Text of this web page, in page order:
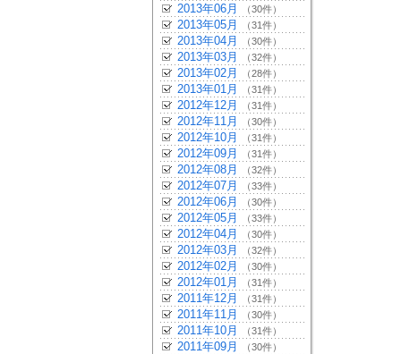
2013年06月 （30件）
2013年05月 （31件）
2013年04月 （30件）
2013年03月 （32件）
2013年02月 （28件）
2013年01月 （31件）
2012年12月 （31件）
2012年11月 （30件）
2012年10月 （31件）
2012年09月 （31件）
2012年08月 （32件）
2012年07月 （33件）
2012年06月 （30件）
2012年05月 （33件）
2012年04月 （30件）
2012年03月 （32件）
2012年02月 （30件）
2012年01月 （31件）
2011年12月 （31件）
2011年11月 （30件）
2011年10月 （31件）
2011年09月 （30件）